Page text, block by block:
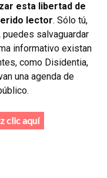
esta libertad de
lector. Sólo tú,
salvaguardar
informativo existan
como Disidentia,
una agenda de
clic aquí